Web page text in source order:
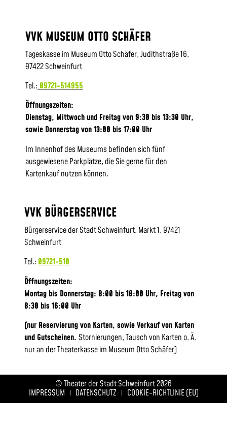
VVK MUSEUM OTTO SCHÄFER
Tageskasse im Museum Otto Schäfer, Judithstraße 16,
97422 Schweinfurt
Tel.: 09721-514955
Öffnungszeiten:
Dienstag, Mittwoch und Freitag von 9:30 bis 13:30 Uhr,
sowie Donnerstag von 13:00 bis 17:00 Uhr
Im Innenhof des Museums befinden sich fünf
ausgewiesene Parkplätze, die Sie gerne für den
Kartenkauf nutzen können.
VVK BÜRGERSERVICE
Bürgerservice der Stadt Schweinfurt, Markt 1, 97421
Schweinfurt
Tel.: 09721-510
Öffnungszeiten:
Montag bis Donnerstag: 8:00 bis 18:00 Uhr, Freitag von
8:30 bis 16:00 Uhr
(nur Reservierung von Karten, sowie Verkauf von Karten
und Gutscheinen. Stornierungen, Tausch von Karten o. Ä.
nur an der Theaterkasse im Museum Otto Schäfer)
© Theater der Stadt Schweinfurt 2026
IMPRESSUM
DATENSCHUTZ COOKIE-RICHTLINIE (EU)